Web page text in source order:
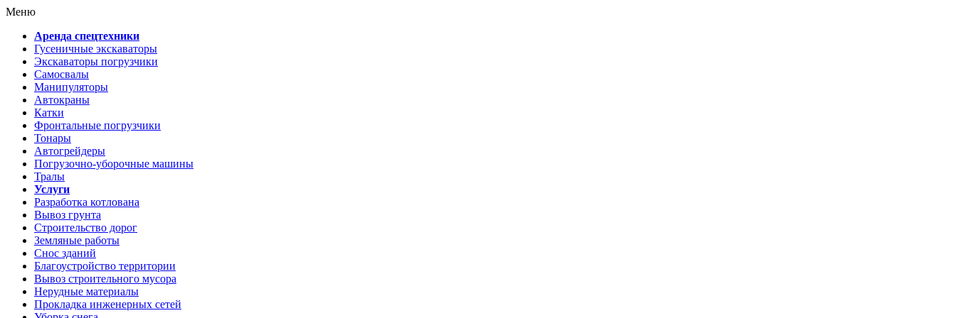
Меню
Аренда спецтехники
Гусеничные экскаваторы
Экскаваторы погрузчики
Самосвалы
Манипуляторы
Автокраны
Катки
Фронтальные погрузчики
Тонары
Автогрейдеры
Погрузочно-уборочные машины
Тралы
Услуги
Разработка котлована
Вывоз грунта
Строительство дорог
Земляные работы
Снос зданий
Благоустройство территории
Вывоз строительного мусора
Нерудные материалы
Прокладка инженерных сетей